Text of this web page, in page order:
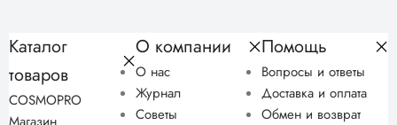
Каталог
товаров
COSMOPRO
О компании
О нас
Журнал
Советы
Помощь
Вопросы и ответы
Доставка и оплата
Обмен и возврат